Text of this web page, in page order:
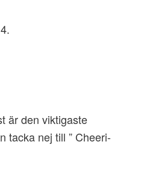
är den viktigaste
tacka nej till ” Cheeri-